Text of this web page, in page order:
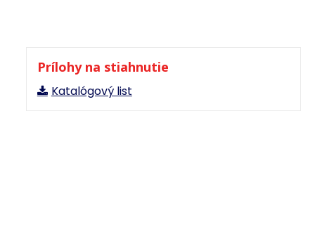
Prílohy na stiahnutie
Katalógový list